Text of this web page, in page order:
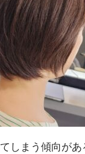
しまう傾向が